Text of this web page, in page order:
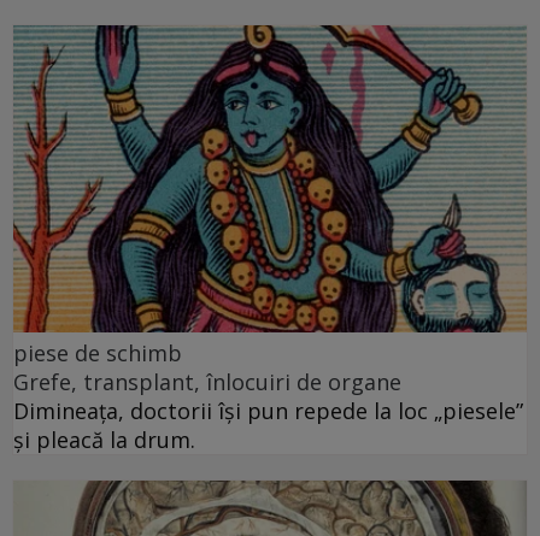
piese de schimb
Grefe, transplant, înlocuiri de organe
Dimineața, doctorii își pun repede la loc „piesele”
și pleacă la drum.